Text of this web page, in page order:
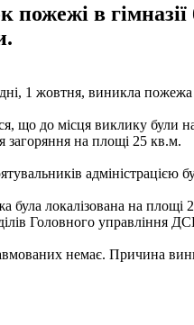
пожежі в
1 жовтня, виникла
що до місця виклику були
загоряння на площі 25 кв.м.
адміністрацією
була локалізована на площі
Головного управління
немає. Причина